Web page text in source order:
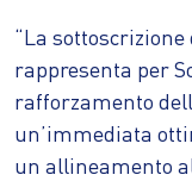
“La
rappresenta per
rafforzamento
un’immediata
un allineamento